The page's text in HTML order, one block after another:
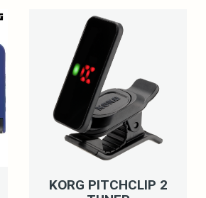
KORG PITCHCLIP 2